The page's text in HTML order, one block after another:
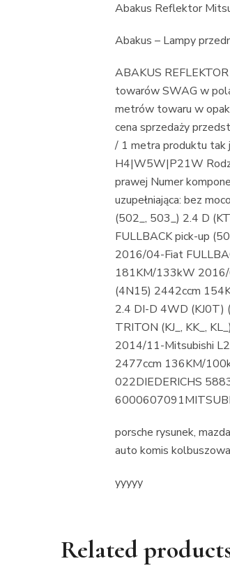
Abakus Reflektor
Abakus – Lampy
ABAKUS
towarów SWAG w
metrów towaru w
cena sprzedaży
/ 1 metra produktu tak
H4|W5W|P21W
prawej Numer
uzupełniająca: bez
(502_, 503_) 2.4 D
FULLBACK pick-up
2016/04-Fiat
181KM/133kW 2016/
(4N15) 2442ccm
2.4 DI-D 4WD
TRITON (KJ_, KK_,
2014/11-Mitsubishi
2477ccm 136KM/
022DIEDERICHS
porsche rysunek,
auto komis
yyyyy
Related